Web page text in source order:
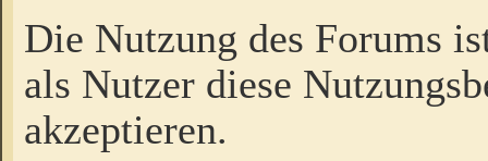
Die Nutzung des Forums
als Nutzer diese
akzeptieren.